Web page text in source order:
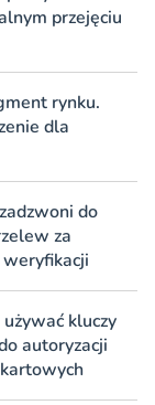
przejęciu
rynku.
dla
do
za
kluczy
autoryzacji